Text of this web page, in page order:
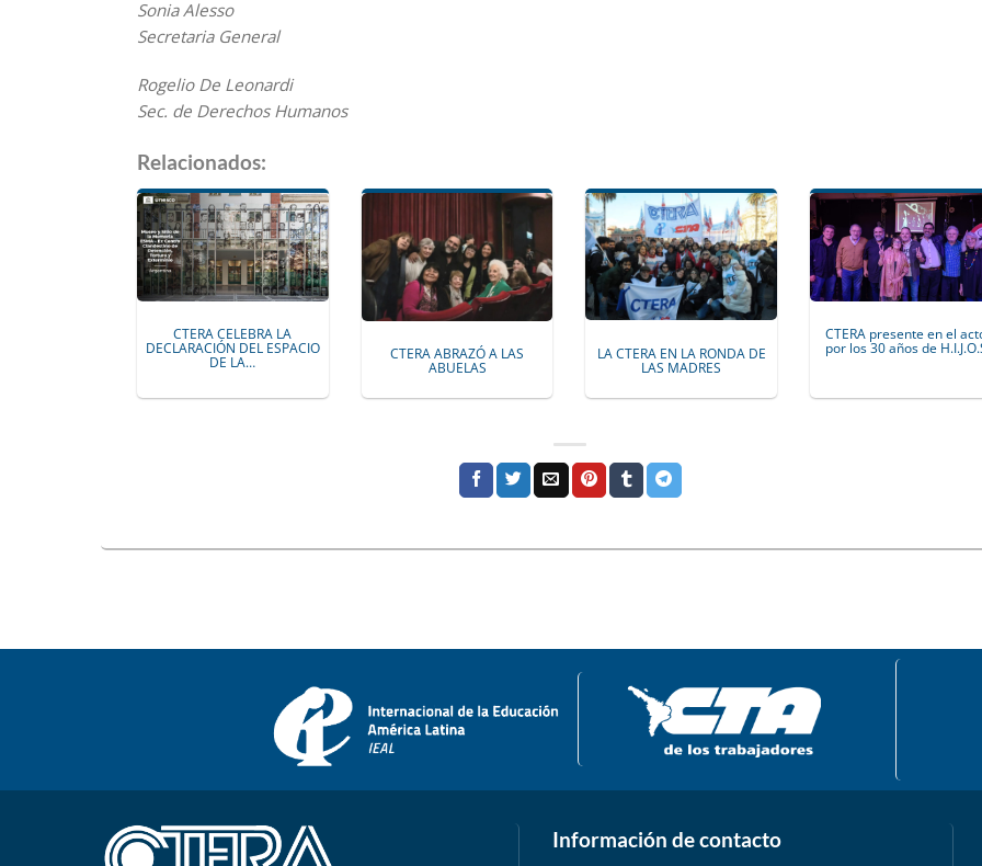
Sonia Alesso
Secretaria General
Rogelio De Leonardi
Sec. de Derechos Humanos
Relacionados:
CTERA CELEBRA LA
DECLARACIÓN DEL ESPACIO
DE LA… CTERA ABRAZÓ A LAS
ABUELAS
LA CTERA EN LA RONDA DE
LAS MADRES
CTERA presente en el
por los 30 años de
Información de contacto